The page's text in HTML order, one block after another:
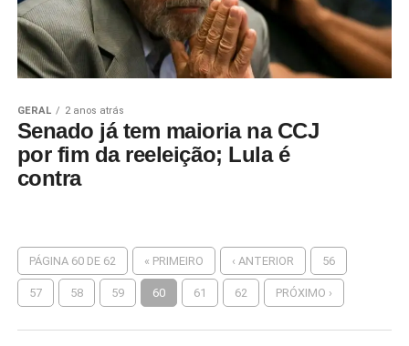
GERAL 2 anos atrás
Senado já tem maioria na CCJ
por fim da reeleição; Lula é
contra
PÁGINA 60 DE 62 « PRIMEIRO ‹ ANTERIOR 56
57 58 59 60 61 62 PRÓXIMO ›